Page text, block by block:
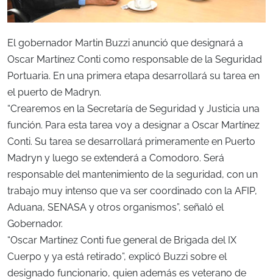
El gobernador Martin Buzzi anunció que designará a
Oscar Martínez Conti como responsable de la Seguridad
Portuaria. En una primera etapa desarrollará su tarea en
el puerto de Madryn.
“Crearemos en la Secretaría de Seguridad y Justicia una
función. Para esta tarea voy a designar a Oscar Martínez
Conti. Su tarea se desarrollará primeramente en Puerto
Madryn y luego se extenderá a Comodoro. Será
responsable del mantenimiento de la seguridad, con un
trabajo muy intenso que va ser coordinado con la AFIP,
Aduana, SENASA y otros organismos”, señaló el
Gobernador.
“Oscar Martínez Conti fue general de Brigada del IX
Cuerpo y ya está retirado”, explicó Buzzi sobre el
designado funcionario, quien además es veterano de